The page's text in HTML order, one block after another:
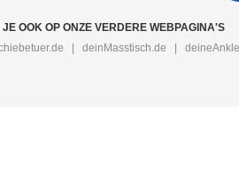
OOK OP ONZE VERDERE WEBPAGINA'S
| deinMasstisch.de |